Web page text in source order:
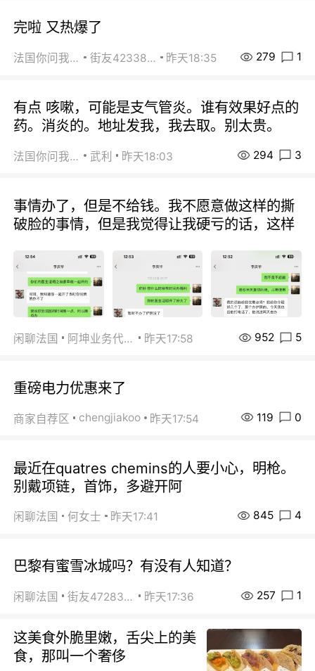
完啦 又热爆了
法国你问我答 街友42338202 昨天18:35 279 1
有点 咳嗽，可能是支气管炎。谁有效果好点的
药。消炎的。地址发我，我去取。别太贵。
法国你问我答 武利 昨天18:03 294 3
事情办了，但是不给钱。我不愿意做这样的撕
破脸的事情，但是我觉得让我硬亏的话，这样
闲聊法国 阿坤业务代办 昨天17:58 952 5
重磅电力优惠来了
商家自荐区 chengjiakoo 昨天17:54 119 0
最近在quatres chemins的人要小心，明枪。
别戴项链，首饰，多避开阿
闲聊法国 何女士 昨天17:41 845 4
巴黎有蜜雪冰城吗？有没有人知道？
闲聊法国 街友472838572 昨天17:36 257 1
这美食外脆里嫩，舌尖上的美
食，那叫一个奢侈